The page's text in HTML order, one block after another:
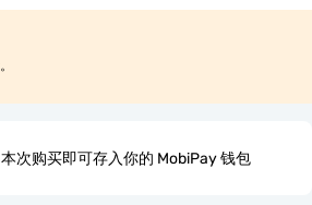
本次购买即可存入你的 MobiPay 钱包